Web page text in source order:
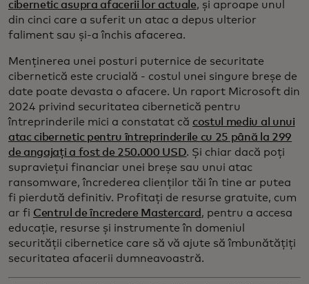
cibernetic asupra afacerii lor actuale, și aproape unul
din cinci care a suferit un atac a depus ulterior
faliment sau și-a închis afacerea.
Menținerea unei posturi puternice de securitate
cibernetică este crucială - costul unei singure breșe de
date poate devasta o afacere. Un raport Microsoft din
2024 privind securitatea cibernetică pentru
întreprinderile mici a constatat că costul mediu al unui
atac cibernetic pentru întreprinderile cu 25 până la 299
de angajați a fost de 250.000 USD. Și chiar dacă poți
supraviețui financiar unei breșe sau unui atac
ransomware, încrederea clienților tăi în tine ar putea
fi pierdută definitiv. Profitați de resurse gratuite, cum
ar fi Centrul de încredere Mastercard , pentru a accesa
educație, resurse și instrumente în domeniul
securității cibernetice care să vă ajute să îmbunătățiți
securitatea afacerii dumneavoastră.